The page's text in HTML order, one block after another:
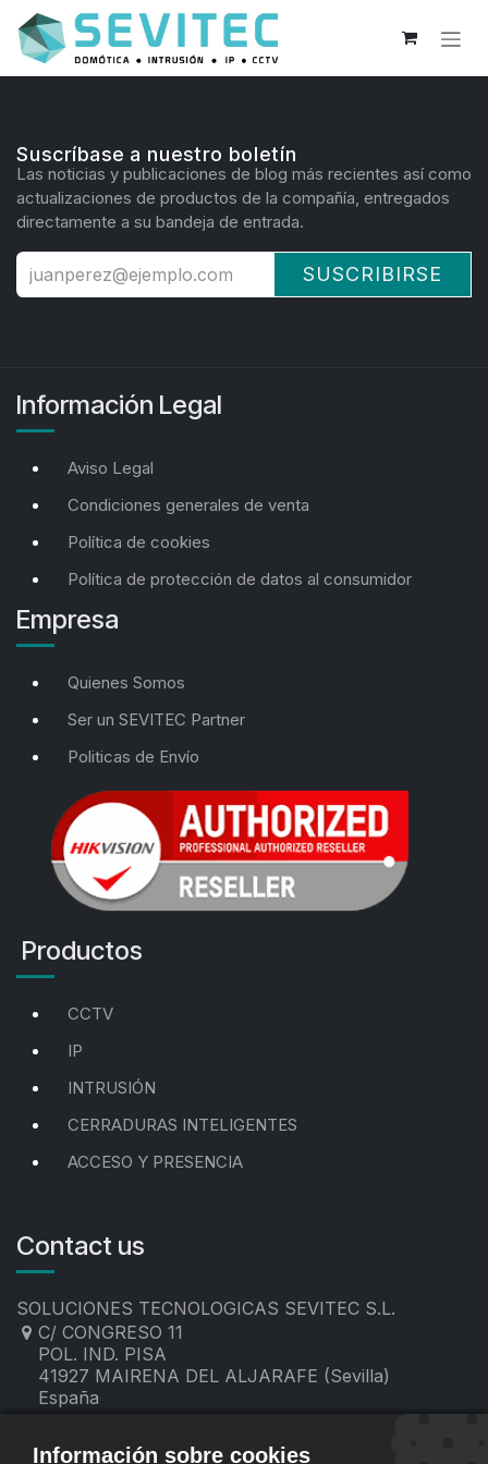
Ir al contenido
Suscríbase a nuestro boletín
Las noticias y publicaciones de blog más recientes así como
actualizaciones de productos de la compañía, entregados
directamente a su bandeja de entrada.
SUSCRIBIRSE
Información Legal
Aviso Legal
Condiciones generales de venta
Política de cookies
Política de protección de datos al consumidor
Empresa
Quienes Somos
Ser un SEVITEC Partner
Politicas de Envío
Productos
CCTV
IP
INTRUSIÓN
CERRADURAS INTELIGENTES
ACCESO Y PRESENCIA
Contact us
SOLUCIONES TECNOLOGICAS SEVITEC S.L.
C/ CONGRESO 11
POL. IND. PISA
41927 MAIRENA DEL ALJARAFE (Sevilla)
España
contacto@sevitec.es
Información sobre cookies